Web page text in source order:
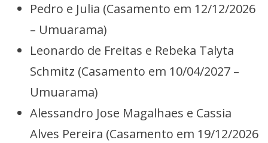
Pedro e Julia (Casamento em 12/12/2026
– Umuarama)
Leonardo de Freitas e Rebeka Talyta
Schmitz (Casamento em 10/04/2027 –
Umuarama)
Alessandro Jose Magalhaes e Cassia
Alves Pereira (Casamento em 19/12/2026